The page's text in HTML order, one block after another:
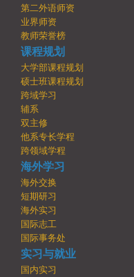
第二外语师资
业界师资
教师荣誉榜
课程规划
大学部课程规划
硕士班课程规划
跨域学习
辅系
双主修
他系专长学程
跨领域学程
海外学习
海外交换
短期研习
海外实习
国际志工
国际事务处
实习与就业
国内实习